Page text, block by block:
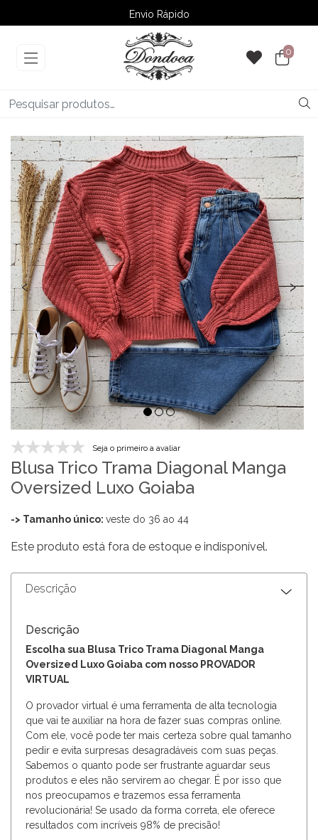
Envio Rápido
➚ Ofertas– Até 60% OFF
0
‹ ›
Seja o primeiro a avaliar
Blusa Trico Trama Diagonal Manga
Oversized Luxo Goiaba
-> Tamanho único: veste do 36 ao 44
Este produto está fora de estoque e indisponível.
Descrição
Descrição
Escolha sua Blusa Trico Trama Diagonal Manga
Oversized Luxo Goiaba com nosso PROVADOR
VIRTUAL
O provador virtual é uma ferramenta de alta tecnologia
que vai te auxiliar na hora de fazer suas compras online.
Com ele, você pode ter mais certeza sobre qual tamanho
pedir e evita surpresas desagradáveis com suas peças.
Sabemos o quanto pode ser frustrante aguardar seus
produtos e eles não servirem ao chegar. É por isso que
nos preocupamos e trazemos essa ferramenta
revolucionária! Se usado da forma correta, ele oferece
resultados com incríveis 98% de precisão!